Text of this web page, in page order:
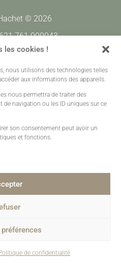
les cookies !
nous utilisons des technologies telles
aux informations des appareils.
nous permettra de traiter des
navigation ou les ID uniques sur ce
son consentement peut avoir un
et fonctions.
de confidentialité
© 2026
761 000043
: 7420Z
Clients •
Contact